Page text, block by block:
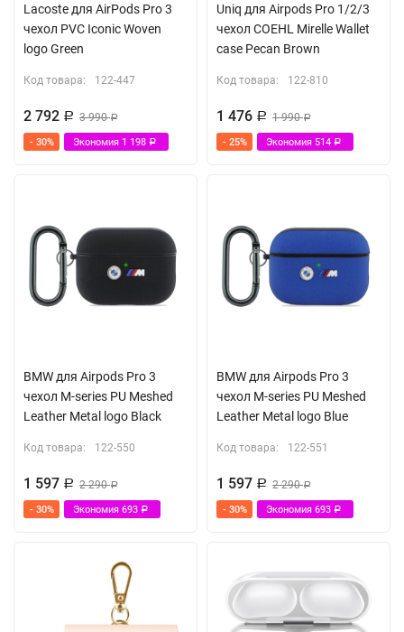
Lacoste для AirPods Pro 3
чехол PVC Iconic Woven
logo Green
Код товара: 122-447
2 792 Р 3 990Р
- 30% Экономия 1 198 Р
Uniq для Airpods Pro 1/2/3
чехол COEHL Mirelle Wallet
case Pecan Brown
Код товара: 122-810
1 476 Р 1 990Р
- 25% Экономия 514 Р
BMW для Airpods Pro 3
чехол M-series PU Meshed
Leather Metal logo Black
Код товара: 122-550
1 597 Р 2 290Р
- 30% Экономия 693 Р
BMW для Airpods Pro 3
чехол M-series PU Meshed
Leather Metal logo Blue
Код товара: 122-551
1 597 Р 2 290Р
- 30% Экономия 693 Р